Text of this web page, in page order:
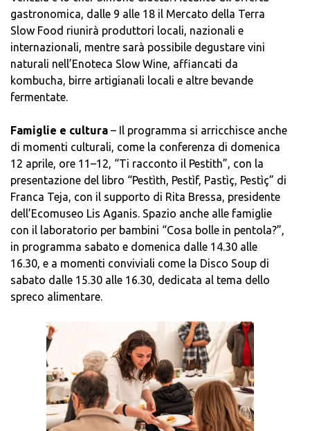
gastronomica, dalle 9 alle 18 il Mercato della Terra
Slow Food riunirà produttori locali, nazionali e
internazionali, mentre sarà possibile degustare vini
naturali nell’Enoteca Slow Wine, affiancati da
kombucha, birre artigianali locali e altre bevande
fermentate.
Famiglie e cultura – Il programma si arricchisce anche
di momenti culturali, come la conferenza di domenica
12 aprile, ore 11–12, “Ti racconto il Pestith”, con la
presentazione del libro “Pestìth, Pestìf, Pastìç, Pestìç” di
Franca Teja, con il supporto di Rita Bressa, presidente
dell’Ecomuseo Lis Aganis. Spazio anche alle famiglie
con il laboratorio per bambini “Cosa bolle in pentola?”,
in programma sabato e domenica dalle 14.30 alle
16.30, e a momenti conviviali come la Disco Soup di
sabato dalle 15.30 alle 16.30, dedicata al tema dello
spreco alimentare.